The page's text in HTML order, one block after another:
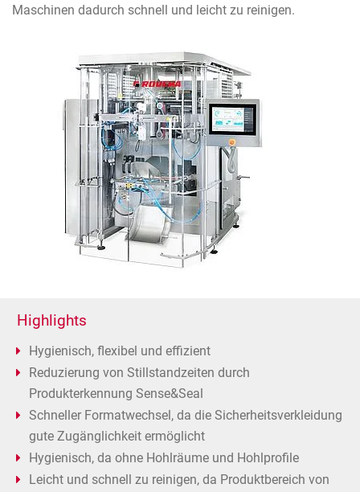
Maschinen dadurch schnell und leicht zu reinigen.
Highlights
Hygienisch, flexibel und effizient
Reduzierung von Stillstandzeiten durch
Produkterkennung Sense&Seal
Schneller Formatwechsel, da die Sicherheitsverkleidung
gute Zugänglichkeit ermöglicht
Hygienisch, da ohne Hohlräume und Hohlprofile
Leicht und schnell zu reinigen, da Produktbereich von